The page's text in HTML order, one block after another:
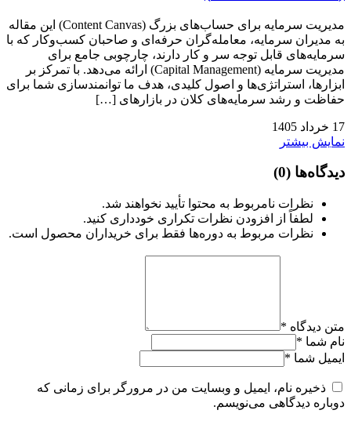
مدیریت سرمایه برای حساب‌های بزرگ (Content Canvas) این مقاله
به مدیران سرمایه، معامله‌گران حرفه‌ای و صاحبان کسب‌وکار که با
سرمایه‌های قابل توجه سر و کار دارند، چارچوبی جامع برای
مدیریت سرمایه (Capital Management) ارائه می‌دهد. با تمرکز بر
ابزارها، استراتژی‌ها و اصول کلیدی، هدف ما توانمندسازی شما برای
حفاظت و رشد سرمایه‌های کلان در بازارهای […]
17 خرداد 1405
نمایش بیشتر
دیدگاه‌ها (0)
نظرات نامربوط به محتوا تأیید نخواهند شد.
لطفاً از افزودن نظرات تکراری خودداری کنید.
نظرات مربوط به دوره‌ها فقط برای خریداران محصول است.
متن دیدگاه *
نام شما *
ایمیل شما *
ذخیره نام، ایمیل و وبسایت من در مرورگر برای زمانی که
دوباره دیدگاهی می‌نویسم.